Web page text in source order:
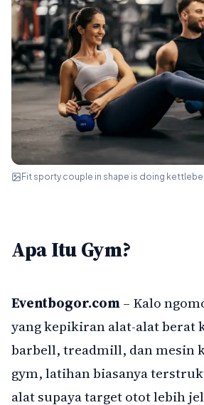
Fit sporty couple in shape is doing
Apa Itu Gym?
Eventbogor.com– Kalo
yang kepikiran alat-alat berat
barbell, treadmill, dan mesin
gym, latihan biasanya
alat supaya target otot lebih